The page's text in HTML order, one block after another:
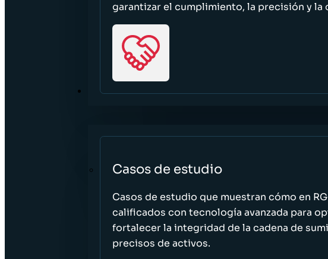
garantizar el cumplimiento, la precisión y
RECURSOS
Casos de estudio
Casos de estudio que muestran cómo en
calificados con tecnología avanzada para
fortalecer la integridad de la cadena de
precisos de activos.